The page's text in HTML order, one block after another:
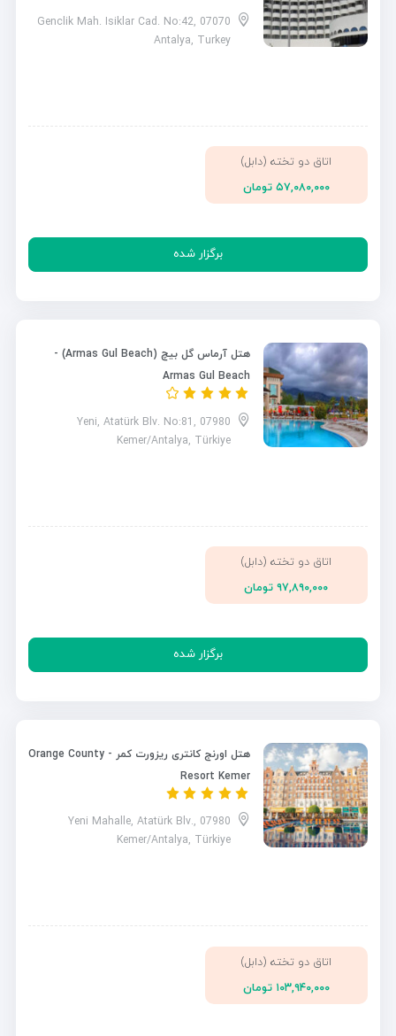
Genclik Mah. Isiklar Cad. No:42, 07070
Antalya, Turkey
اتاق دو تخته (دابل)
۵۷,۰۸۰,۰۰۰ تومان
برگزار شده
هتل آرماس گل بیچ (Armas Gul Beach) -
Armas Gul Beach
Yeni, Atatürk Blv. No:81, 07980
Kemer/Antalya, Türkiye
اتاق دو تخته (دابل)
۹۷,۸۹۰,۰۰۰ تومان
برگزار شده
هتل اورنج کانتری ریزورت کمر - Orange County
Resort Kemer
Yeni Mahalle, Atatürk Blv., 07980
Kemer/Antalya, Türkiye
اتاق دو تخته (دابل)
۱۰۳,۹۴۰,۰۰۰ تومان